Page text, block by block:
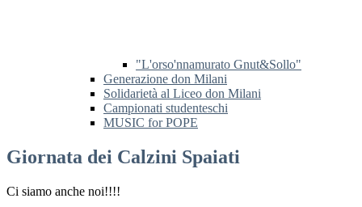
"L'orso'nnamurato Gnut&Sollo"
Generazione don Milani
Solidarietà al Liceo don Milani
Campionati studenteschi
MUSIC for POPE
Giornata dei Calzini Spaiati
Ci siamo anche noi!!!!